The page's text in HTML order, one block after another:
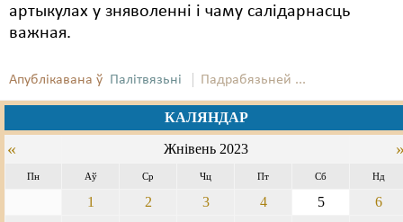
артыкулах у зняволенні і чаму салідарнасць
важная.
Апублікавана ў Палітвязьні Падрабязьней ...
КАЛЯНДАР
« Жнівень 2023
Пн Аў Ср Чц Пт Сб Нд
1 2 3 4 5
6